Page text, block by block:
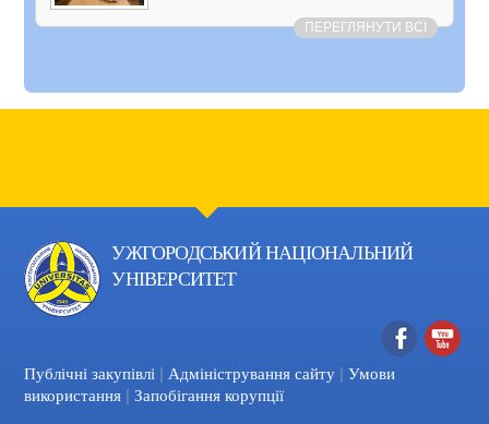
ПЕРЕГЛЯНУТИ ВСІ
УЖГОРОДСЬКИЙ НАЦІОНАЛЬНИЙ
УНІВЕРСИТЕТ
Facebook
Публічні закупівлі | Адміністрування сайту | Умови
використання | Запобігання корупції